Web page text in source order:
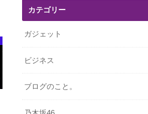
カテゴリー
ガジェット
ビジネス
ブログのこと。